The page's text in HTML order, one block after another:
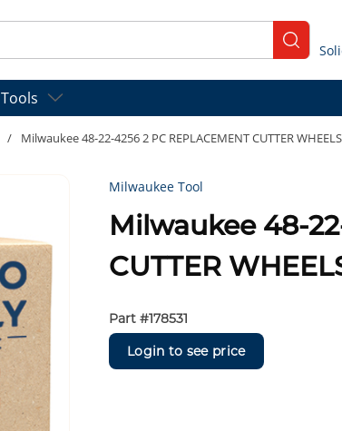
submit
Tools
/ Milwaukee 48-22-4256 2 PC REPLACEMENT CUTTER WHEELS
Milwaukee Tool
Milwaukee 48-
CUTTER
Part #178531
Login to see price